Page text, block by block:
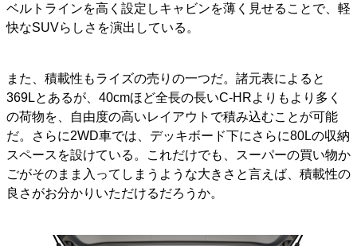
ベルトラインを高く設定しキャビンを薄く見せることで、軽
快なSUVらしさを演出している。
また、積載性もライズの売りの一つだ。諸元表によると
369Lとあるが、40cmほど全長の長いC-HRよりもより多く
の荷物を、自由度の高いレイアウトで積み込むことが可能
だ。さらに2WD車では、デッキボード下にさらに80Lの収納
スペースを設けている。これだけでも、スーパーの買い物か
ごがそのまま入ってしまうような大きさと言えば、積載性の
良さがお分かりいただけるだろうか。